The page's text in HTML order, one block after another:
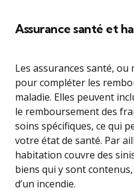
Assurance santé et
Les assurances santé,
pour compléter les
maladie. Elles peuvent
le remboursement des
soins spécifiques, ce qui
votre état de santé. Par
habitation couvre des
biens qui y sont contenus,
d’un incendie.